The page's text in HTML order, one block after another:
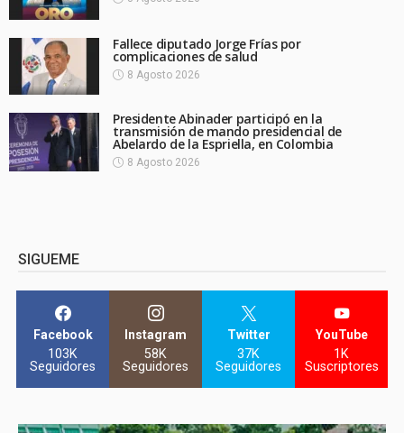
Fallece diputado Jorge Frías por
complicaciones de salud
8 Agosto 2026
Presidente Abinader participó en la
transmisión de mando presidencial de
Abelardo de la Espriella, en Colombia
8 Agosto 2026
SIGUEME
Facebook
103K
Seguidores
Instagram
58K
Seguidores
Twitter
37K
Seguidores
YouTube
1K
Suscriptores